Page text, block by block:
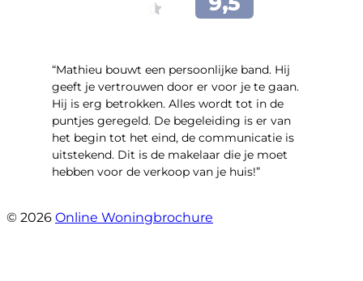
“Mathieu bouwt een persoonlijke band. Hij
geeft je vertrouwen door er voor je te gaan.
Hij is erg betrokken. Alles wordt tot in de
puntjes geregeld. De begeleiding is er van
het begin tot het eind, de communicatie is
uitstekend. Dit is de makelaar die je moet
hebben voor de verkoop van je huis!”
© 2026 Online Woningbrochure